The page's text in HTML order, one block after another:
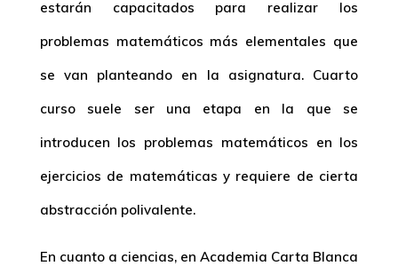
estarán capacitados para realizar los
problemas matemáticos más elementales que
se van planteando en la asignatura. Cuarto
curso suele ser una etapa en la que se
introducen los problemas matemáticos en los
ejercicios de matemáticas y requiere de cierta
abstracción polivalente.
En cuanto a ciencias, en Academia Carta Blanca